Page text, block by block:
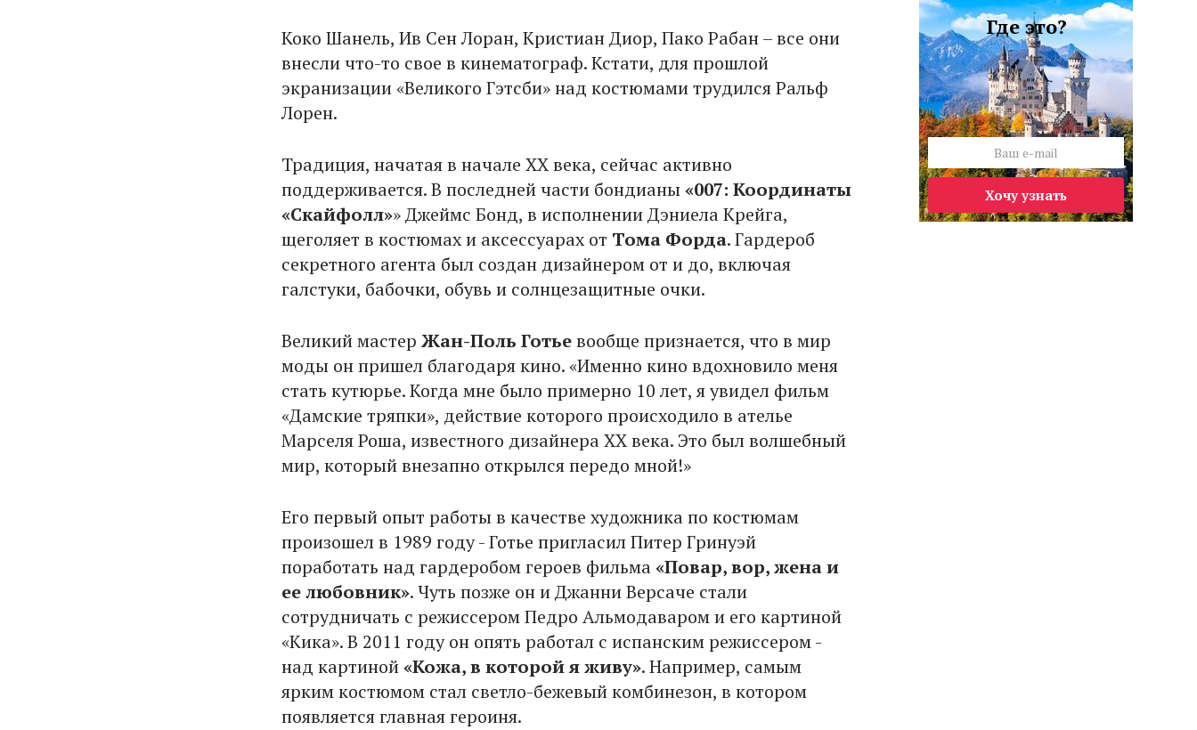
Коко Шанель, Ив Сен Лоран, Кристиан Диор, Пако Рабан – все они
внесли что-то свое в кинематограф. Кстати, для прошлой
экранизации «Великого Гэтсби» над костюмами трудился Ральф
Лорен.
Традиция, начатая в начале XX века, сейчас активно
поддерживается. В последней части бондианы«007: Координаты
«Скайфолл»» Джеймс Бонд, в исполнении Дэниела Крейга,
щеголяет в костюмах и аксессуарах от Тома Форда. Гардероб
секретного агента был создан дизайнером от и до, включая
галстуки, бабочки, обувь и солнцезащитные очки.
Великий мастер Жан-Поль Готьевообще признается, что в мир
моды он пришел благодаря кино. «Именно кино вдохновило меня
стать кутюрье. Когда мне было примерно 10 лет, я увидел фильм
«Дамские тряпки», действие которого происходило в ателье
Марселя Роша, известного дизайнера XX века. Это был волшебный
мир, который внезапно открылся передо мной!»
Его первый опыт работы в качестве художника по костюмам
произошел в 1989 году - Готье пригласил Питер Гринуэй
поработать над гардеробом героев фильма«Повар, вор, жена и
ее любовник». Чуть позже он и Джанни Версаче стали
сотрудничать с режиссером Педро Альмодаваром и его картиной
«Кика». В 2011 году он опять работал с испанским режиссером -
над картиной«Кожа, в которой я живу». Например, самым
ярким костюмом стал светло-бежевый комбинезон, в котором
появляется главная героиня.
Где это?
Хочу узнать